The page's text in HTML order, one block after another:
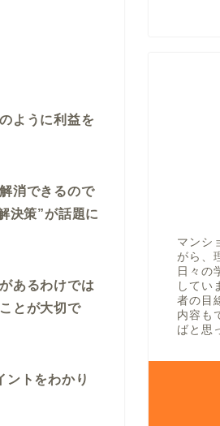
ように利益を
消できるので
決策”が話題に
あるわけでは
とが大切で
ントをわかり
マンシ
がら、
日々の
してい
者の目
内容も
ばと思